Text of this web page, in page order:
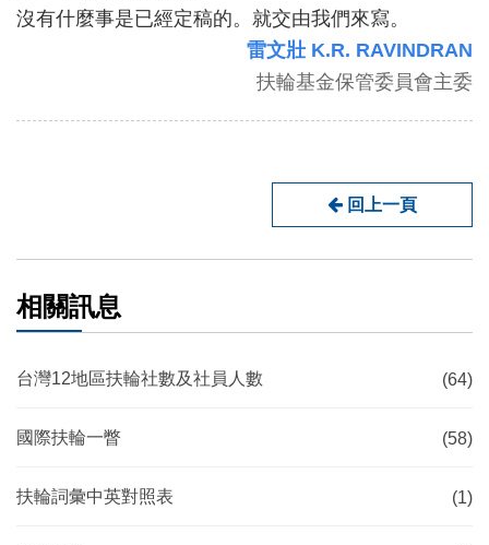
沒有什麼事是已經定稿的。就交由我們來寫。
雷文壯 K.R. RAVINDRAN
扶輪基金保管委員會主委
回上一頁
相關訊息
台灣12地區扶輪社數及社員人數 (64)
國際扶輪一瞥 (58)
扶輪詞彙中英對照表 (1)